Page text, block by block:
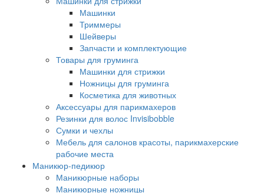
Машинки
Триммеры
Шейверы
Запчасти и комплектующие
Товары для груминга
Машинки для стрижки
Ножницы для груминга
Косметика для животных
Аксессуары для парикмахеров
Резинки для волос Invisibobble
Сумки и чехлы
Мебель для салонов красоты, парикмахерские
рабочие места
Маникюр-педикюр
Маникюрные наборы
Маникюрные ножницы